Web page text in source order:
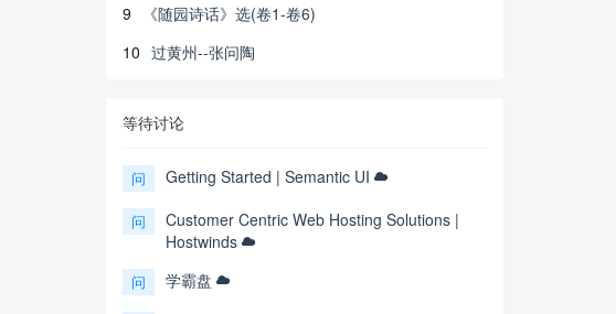
9
《随园诗话》选(卷1-卷6)
10 过黄州--张问陶
等待讨论
问 Getting Started | Semantic UI
问
Customer Centric Web Hosting Solutions |
Hostwinds
问 学霸盘